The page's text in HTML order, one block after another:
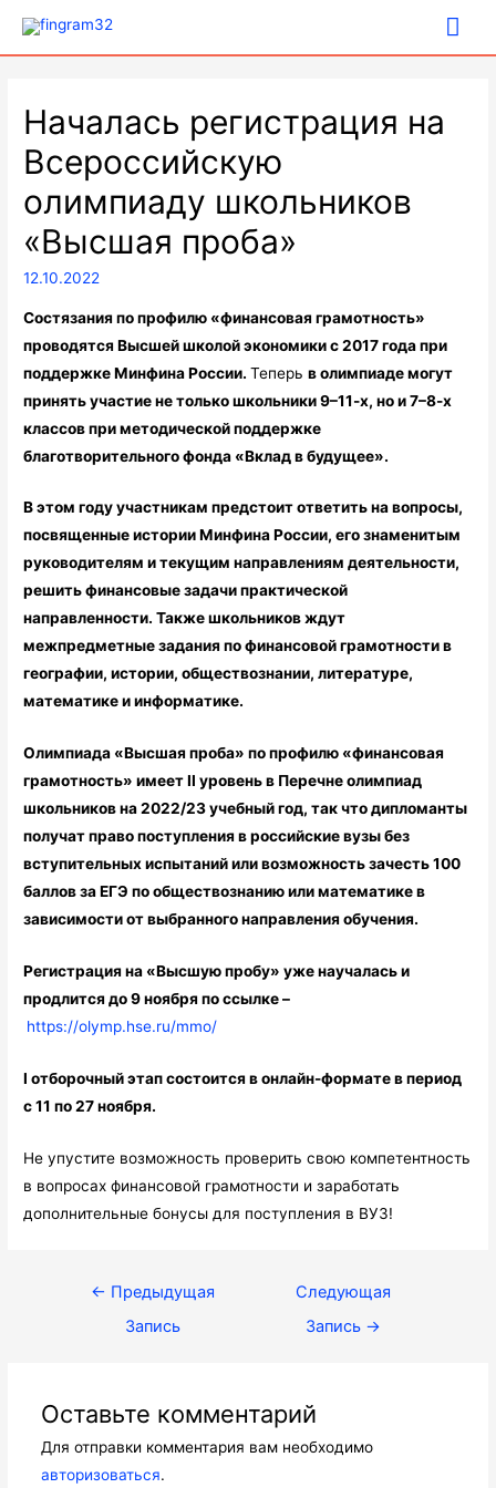
Началась регистрация на
Всероссийскую
олимпиаду школьников
«Высшая проба»
12.10.2022
Состязания по профилю «финансовая грамотность»
проводятся Высшей школой экономики с 2017 года при
поддержке Минфина России.Теперьв олимпиаде могут
принять участие не только школьники 9–11-х, но и 7–8-х
классов при методической поддержке
благотворительного фонда «Вклад в будущее».
В этом году участникам предстоит ответить на вопросы,
посвященные истории Минфина России, его знаменитым
руководителям и текущим направлениям деятельности,
решить финансовые задачи практической
направленности. Также школьников ждут
межпредметные задания по финансовой грамотности в
географии, истории, обществознании, литературе,
математике и информатике.
Олимпиада «Высшая проба» по профилю «финансовая
грамотность» имеетII уровень в Перечне олимпиад
школьников на 2022/23 учебный год, так что дипломанты
получат право поступления в российские вузы без
вступительных испытаний или возможность зачесть 100
баллов за ЕГЭ по обществознанию или математике в
зависимости от выбранного направления обучения.
Регистрация на «Высшую пробу» уже научалась и
продлится до 9 ноября по ссылке –
https://olymp.hse.ru/mmo/
I отборочный этап состоится в онлайн-формате в период
с 11 по 27 ноября.
Не упустите возможность проверить свою компетентность
в вопросах финансовой грамотности и заработать
дополнительные бонусы для поступления в ВУЗ!
Навигация
← Предыдущая
Запись
Следующая
Запись →
Оставьте комментарий
Для отправки комментария вам необходимо
авторизоваться.